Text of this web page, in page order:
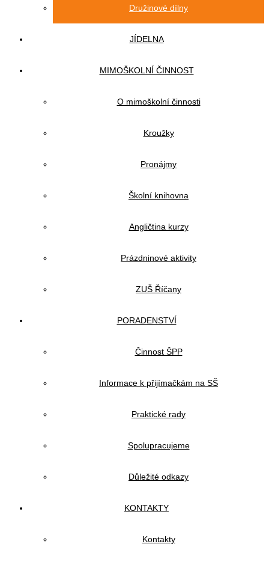
Družinové dílny
JÍDELNA
MIMOŠKOLNÍ ČINNOST
O mimoškolní činnosti
Kroužky
Pronájmy
Školní knihovna
Angličtina kurzy
Prázdninové aktivity
ZUŠ Říčany
PORADENSTVÍ
Činnost ŠPP
Informace k přijímačkám na SŠ
Praktické rady
Spolupracujeme
Důležité odkazy
KONTAKTY
Kontakty